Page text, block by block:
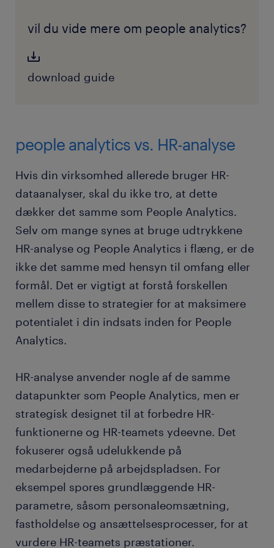
vil du vide mere om people analytics?
download guide
people analytics vs. HR-analyse
Hvis din virksomhed allerede bruger HR-
dataanalyser, skal du ikke tro, at dette
dækker det samme som People Analytics.
Selv om mange synes at bruge udtrykkene
HR-analyse og People Analytics i flæng, er de
ikke det samme med hensyn til omfang eller
formål. Det er vigtigt at forstå forskellen
mellem disse to strategier for at maksimere
potentialet i din indsats inden for People
Analytics.
HR-analyse anvender nogle af de samme
datapunkter som People Analytics, men er
strategisk designet til at forbedre HR-
funktionerne og HR-teamets ydeevne. Det
fokuserer også udelukkende på
medarbejderne på arbejdspladsen. For
eksempel spores grundlæggende HR-
parametre, såsom personaleomsætning,
fastholdelse og ansættelsesprocesser, for at
vurdere HR-teamets præstationer.